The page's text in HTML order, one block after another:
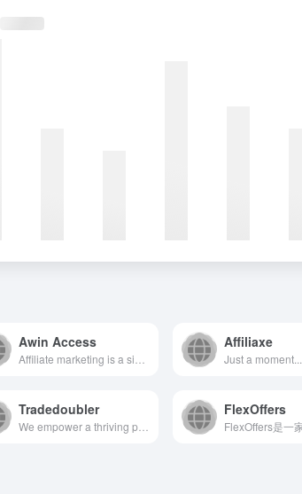
Awin Access Affiliaxe
Just a moment...
Tradedoubler
We empower a thriving partner marketing network where everyone wins. Brands, Publishers, Creators and Influencers alike. Established in Stockholm by Felix Hagnö and Martin Lorentzon, co-founder of Spotify, Tradedoubler swiftly ascended to become Europe's no. 1 Affiliate Marketing network, listed on the Stockholm Stock Exchange. Presently, we extend our Partner Marketing and Tech Solutions across +90 markets. While operating globally, our ethos remains deeply rooted in local authenticity.
FlexOffers